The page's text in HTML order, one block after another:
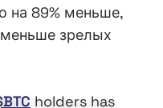
на 89% меньше,
меньше зрелых
holders has